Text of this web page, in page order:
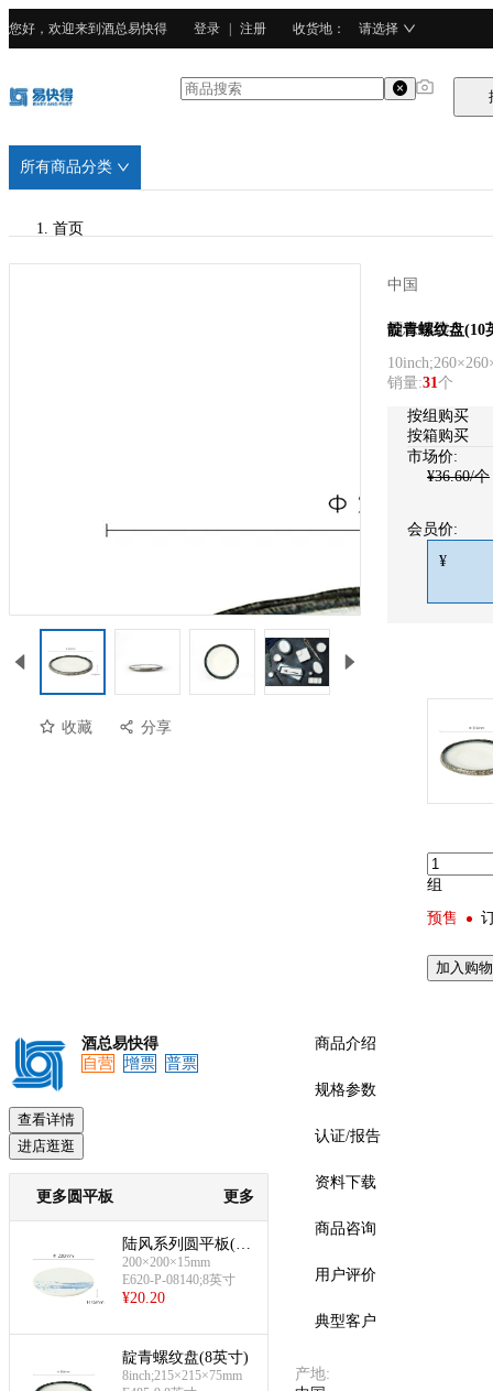
您好，欢迎来到酒总易快得 登录 注册 收货地 ： 请选择
所有商品分类
首页
预览
收藏 分享
中国
酒总精选
靛青螺纹盘(10
销量:31个
按组 购买
按箱购买
市场价:
¥36.60/个
会员价:
¥
组
预售
加入购
酒总易快得
自营
增票 普票
查看详情
进店逛逛
更多圆平板 更多
陆风系列圆平板(8
英寸)
200×200×15mm
E620-P-08140;8英寸
¥20.20
靛青螺纹盘(8英寸)
8inch;215×215×75mm
商品介绍
规格参数
认证/报告
资料下载
商品咨询
用户评价
典型客户
产地: